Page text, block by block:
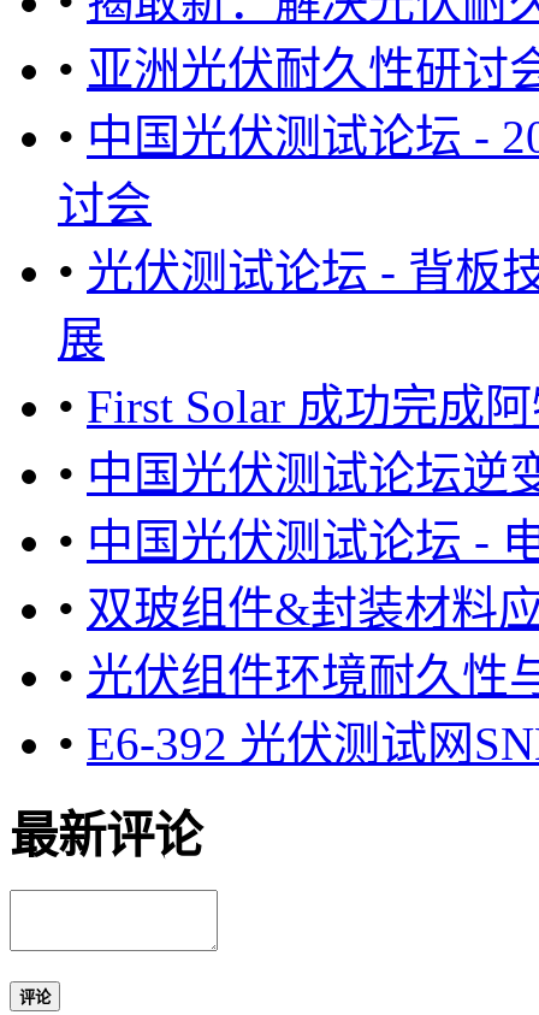
• 亚洲光伏耐久性研讨
• 中国光伏测试论坛 -
讨会
• 光伏测试论坛 - 背板
展
• First Solar 成功完成
• 中国光伏测试论坛逆
• 中国光伏测试论坛 -
• 双玻组件&封装材料
• 光伏组件环境耐久性
• E6-392 光伏测试网
最新评论
评论